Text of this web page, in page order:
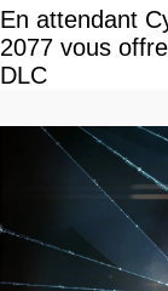
En attendant
2077 vous
DLC